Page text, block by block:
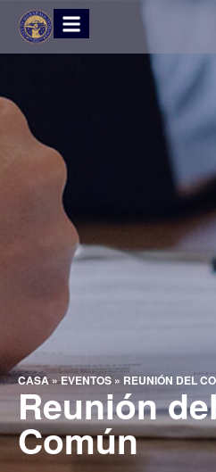
CASA»EVENTOS » REUNIÓN DEL
Reunión
Común